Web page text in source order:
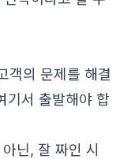
객의 문제를 해결
기서 출발해야 합
닌, 잘 짜인 시